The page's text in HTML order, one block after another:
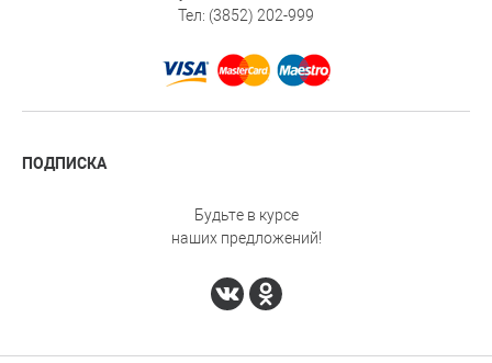
Тел: (3852) 202-999
ПОДПИСКА
Будьте в курсе
наших предложений!